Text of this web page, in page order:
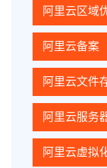
阿里云区域
阿里云备案
阿里云文件
阿里云服务
阿里云虚拟